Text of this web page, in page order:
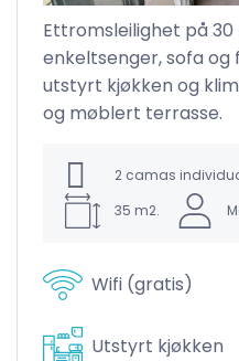
Ettromsleilighet på
enkeltsenger, sofa
utstyrt kjøkken og
og møblert terrasse.
2 camas
35 m2.
Wifi (gratis)
Utstyrt kjøkken